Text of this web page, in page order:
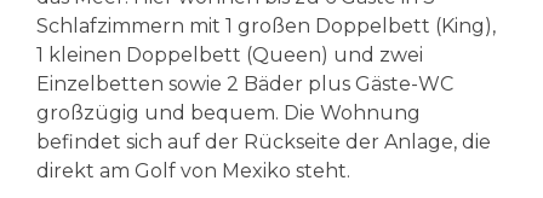
Schlafzimmern mit 1 großen Doppelbett (King),
1 kleinen Doppelbett (Queen) und zwei
Einzelbetten sowie 2 Bäder plus Gäste-WC
großzügig und bequem. Die Wohnung
befindet sich auf der Rückseite der Anlage, die
direkt am Golf von Mexiko steht.